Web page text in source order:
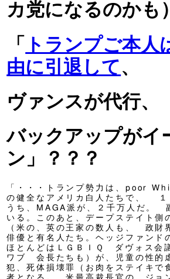
カ党になるのかも）
「
トランプご本人
由に引退して、
ヴァンスが代行、
バックアップがイ
ン」？？？
「・・・トランプ勢力は、poor
の健全なアメリカ白人たちで、 １
うち、MAGA派が、２千万人だ。
いる。このあと、デープステイト
（米の、英の王家の数人も、 政財
俳優と有名人たち。ヘッジファンド
ほとんどはＬＧＢＩＱ ダヴォス会
ワブ 会長たちも）が、児童の性的
犯、死体損壊罪（お肉をステイキで